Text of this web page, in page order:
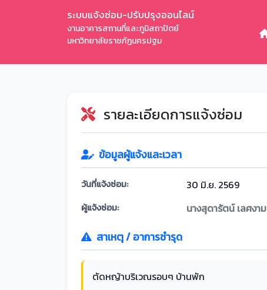
ระบบแจ้งซ่อม-ปรับปรุงออนไลน์
งานอาคารสถานที่และภูมิสถาปัตย์
มหาวิทยาลัยราชภัฏนครปฐม
รายละเอียดการแจ้งซ่อม
ข้อมูลผู้แจ้งและเวลา
วันที่แจ้งซ่อม: 30 มิ.ย. 2569
ผู้แจ้งซ่อม: นางสุดารัตน์ เลศงาม
สาเหตุ / อาการชำรุด
ตัดหญ้าบริเวณรอบๆ บ้านพัก